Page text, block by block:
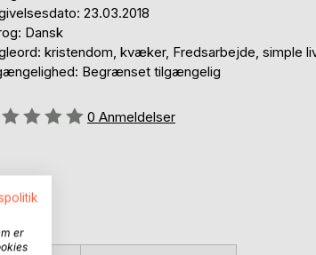
23.03.2018
Dansk
kristendom, kvæker, Fredsarbejde, simple
Begrænset tilgængelig
0 Anmeldelser
er